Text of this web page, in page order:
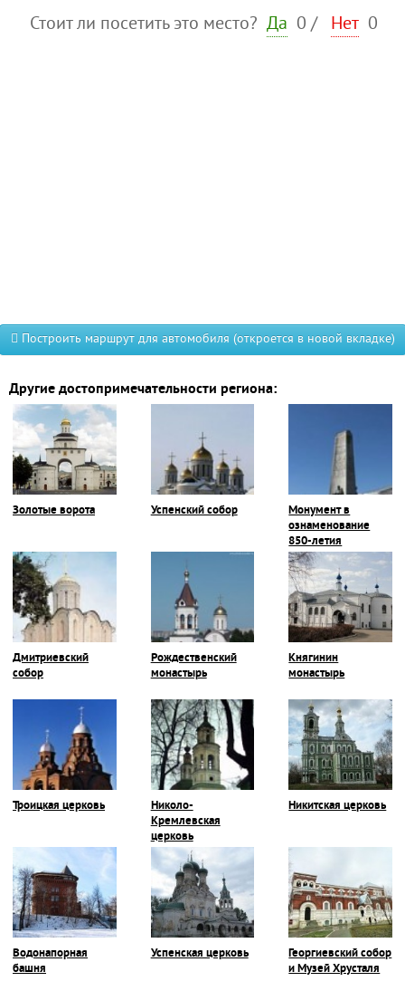
Стоит ли посетить это место? Да 0 / Нет 0
Построить маршрут для автомобиля (откроется в новой вкладке)
Другие достопримечательности региона:
Золотые ворота Успенский собор
Монумент в
ознаменование
850-летия
Владимира
Дмитриевский
собор
Рождественский
монастырь
Княгинин
монастырь
Троицкая церковь
Николо-
Кремлевская
церковь
Никитская церковь
Водонапорная
башня
Успенская церковь
Георгиевский собор
и Музей Хрусталя